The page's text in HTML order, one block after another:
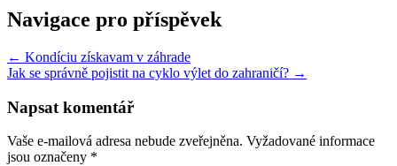
Navigace pro příspěvek
← Kondíciu získavam v záhrade
Jak se správně pojistit na cyklo výlet do zahraničí? →
Napsat komentář
Vaše e-mailová adresa nebude zveřejněna. Vyžadované informace
jsou označeny *